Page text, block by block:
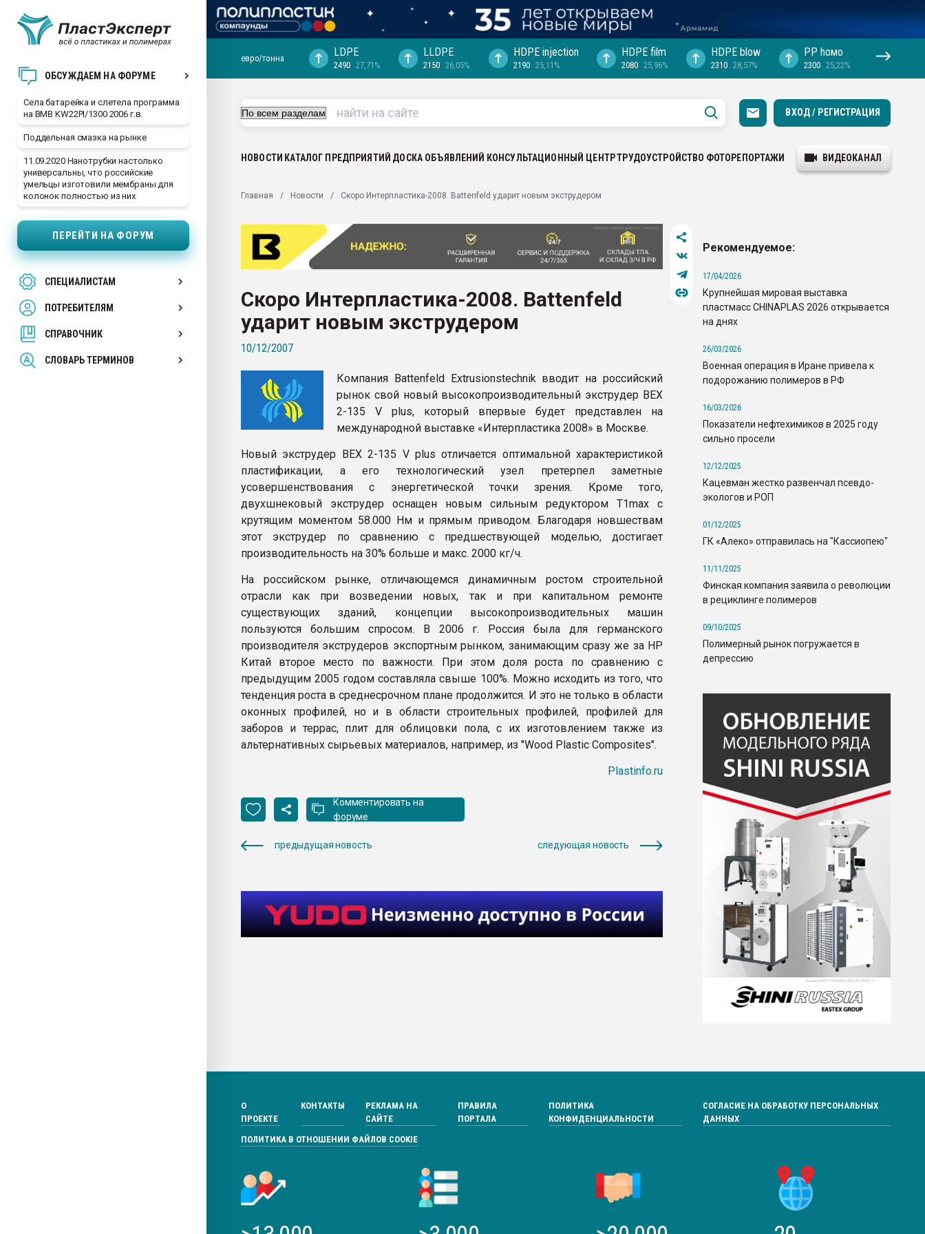
ОБСУЖДАЕМ НА ФОРУМЕ
Села батарейка и слетела программа
на BMB KW22PI/1300 2006 г.в.
Поддельная смазка на рынке
11.09.2020 Нанотрубки настолько
универсальны, что российские
умельцы изготовили мембраны для
колонок полностью из них
ПЕРЕЙТИ НА ФОРУМ
СПЕЦИАЛИСТАМ
ПОТРЕБИТЕЛЯМ
СПРАВОЧНИК
СЛОВАРЬ ТЕРМИНОВ
Помощь в подборе материала
ближайшее подмосковье, с.-в.
28.07.2026 Автоматизация выходит на
28.07.2026 "Технониколь" довольна
ситуацией на строительном рынке
Материал поверхности пуансона для
вакуумного формования
евро/тонна LDPE
2490 27,71%
LLDPE
2150 26,05%
HDPE injection
2190 25,11%
HDPE film
2080 25,96%
HDPE blow
2310 28,57%
PP hомо
2300 25,22%
ВХОД / РЕГИСТРАЦИЯ
НОВОСТИ КАТАЛОГ ПРЕДПРИЯТИЙ ДОСКА ОБЪЯВЛЕНИЙ КОНСУЛЬТАЦИОННЫЙ ЦЕНТРТРУДОУСТРОЙСТВО ФОТОРЕПОРТАЖИ ВИДЕОКАНАЛ
Главная Новости Скоро Интерпластика-2008. Battenfeld ударит новым экструдером
Скоро Интерпластика-2008. Battenfeld
ударит новым экструдером
10/12/2007
Компания Battenfeld Extrusionstechnik вводит на российский
рынок свой новый высокопроизводительный экструдер BEX
2-135 V plus, который впервые будет представлен на
международной выставке «Интерпластика 2008» в Москве.
Новый экструдер BEX 2-135 V plus отличается оптимальной характеристикой
пластификации, а его технологический узел претерпел заметные
усовершенствования с энергетической точки зрения. Кроме того,
двухшнековый экструдер оснащен новым сильным редуктором T1max с
крутящим моментом 58.000 Нм и прямым приводом. Благодаря новшествам
этот экструдер по сравнению с предшествующей моделью, достигает
производительность на 30% больше и макс. 2000 кг/ч.
На российском рынке, отличающемся динамичным ростом строительной
отрасли как при возведении новых, так и при капитальном ремонте
существующих зданий, концепции высокопроизводительных машин
пользуются большим спросом. В 2006 г. Россия была для германского
производителя экструдеров экспортным рынком, занимающим сразу же за НР
Китай второе место по важности. При этом доля роста по сравнению с
предыдущим 2005 годом составляла свыше 100%. Можно исходить из того, что
тенденция роста в среднесрочном плане продолжится. И это не только в области
оконных профилей, но и в области строительных профилей, профилей для
заборов и террас, плит для облицовки пола, с их изготовлением также из
альтернативных сырьевых материалов, например, из "Wood Plastic Composites".
Plastinfo.ru
Комментировать на
форуме
предыдущая новость следующая новость
Рекомендуемое:
17/04/2026
Крупнейшая мировая выставка
пластмасс CHINAPLAS 2026 открывается
на днях
26/03/2026
Военная операция в Иране привела к
подорожанию полимеров в РФ
16/03/2026
Показатели нефтехимиков в 2025 году
сильно просели
12/12/2025
Кацевман жестко развенчал псевдо-
экологов и РОП
01/12/2025
ГК «Алеко» отправилась на "Кассиопею"
11/11/2025
Финская компания заявила о революции
в рециклинге полимеров
09/10/2025
Полимерный рынок погружается в
депрессию
О
ПРОЕКТЕ
КОНТАКТЫ
РЕКЛАМА НА
САЙТЕ
ПРАВИЛА
ПОРТАЛА
ПОЛИТИКА
КОНФИДЕНЦИАЛЬНОСТИ
СОГЛАСИЕ НА ОБРАБОТКУ ПЕРСОНАЛЬНЫХ
ДАННЫХ
ПОЛИТИКА В ОТНОШЕНИИ ФАЙЛОВ COOKIE